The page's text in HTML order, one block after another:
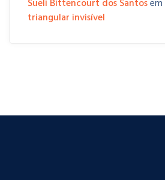
Sueli Bittencourt dos Santosem
triangular invisível